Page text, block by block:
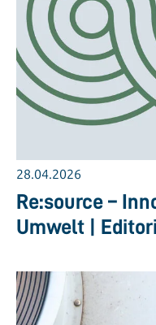
28.04.2026
Re:source –
Umwelt |